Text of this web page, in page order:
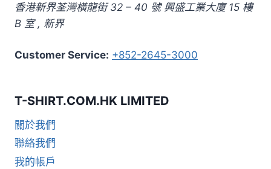
香港新界荃灣橫龍街 32 – 40 號 興盛工業大廈 15 樓
B 室, 新界
Customer Service: +852-2645-3000
T-SHIRT.COM.HK LIMITED
關於我們
聯絡我們
我的帳戶